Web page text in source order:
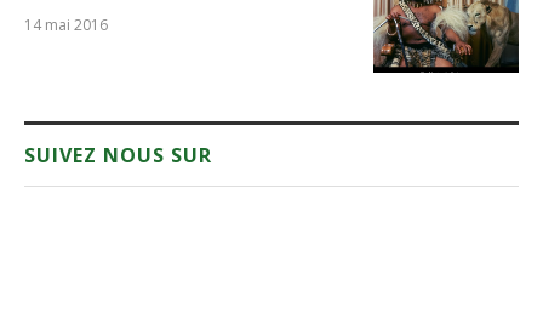
14 mai 2016
SUIVEZ NOUS SUR